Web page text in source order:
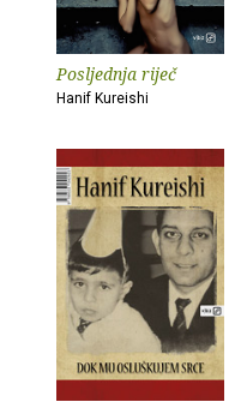
Posljednja riječ
Hanif Kureishi